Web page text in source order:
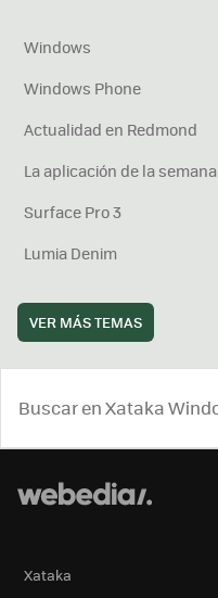
Windows
Windows Phone
Actualidad en Redmond
La aplicación de la semana
Surface Pro 3
Lumia Denim
VER MÁS TEMAS
Xataka